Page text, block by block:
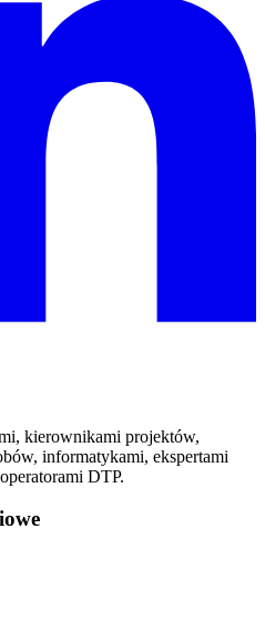
kierownikami projektów,
informatykami, ekspertami
DTP.